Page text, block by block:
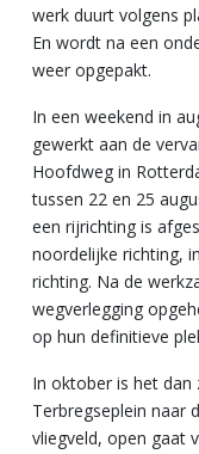
werk duurt volgens
En wordt na een
weer opgepakt.
In een weekend in
gewerkt aan de
Hoofdweg in
tussen 22 en 25
een rijrichting is
noordelijke richting,
richting. Na de
wegverlegging
op hun definitieve
In oktober is het dan
Terbregseplein naar
vliegveld, open gaat